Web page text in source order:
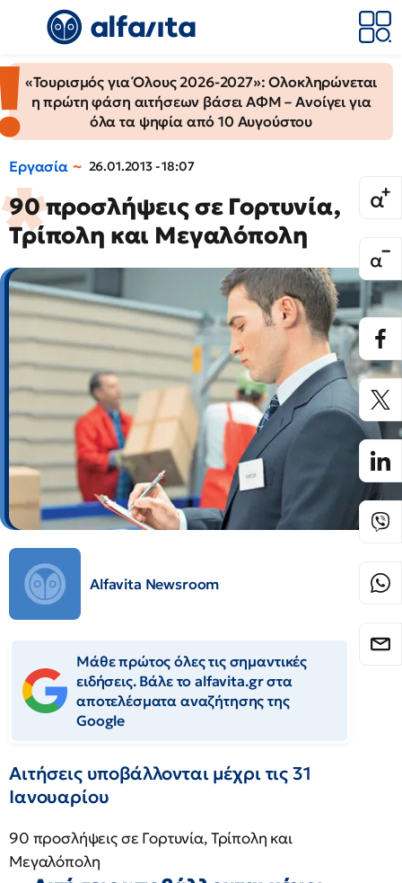
«Τουρισμός για Όλους 2026-2027»: Ολοκληρώνεται
η πρώτη φάση αιτήσεων βάσει ΑΦΜ – Ανοίγει για
όλα τα ψηφία από 10 Αυγούστου
Εργασία 26.01.2013 - 18:07
90 προσλήψεις σε Γορτυνία,
Τρίπολη και Μεγαλόπολη
Alfavita Newsroom
Μάθε πρώτος όλες τις σημαντικές
ειδήσεις. Βάλε το alfavita.gr στα
αποτελέσματα αναζήτησης της
Google
Αιτήσεις υποβάλλονται μέχρι τις 31
Ιανουαρίου
90 προσλήψεις σε Γορτυνία, Τρίπολη και
Μεγαλόπολη